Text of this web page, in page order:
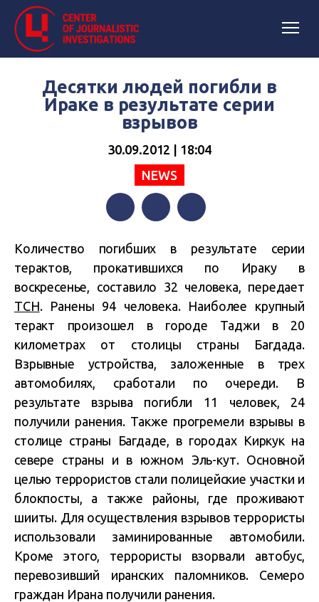
Десятки людей погибли в
Ираке в результате серии
взрывов
30.09.2012 | 18:04
NEWS
Количество погибших в результате серии
терактов, прокатившихся по Ираку в
воскресенье, составило 32 человека, передает
ТСН. Ранены 94 человека. Наиболее крупный
теракт произошел в городе Таджи в 20
километрах от столицы страны Багдада.
Взрывные устройства, заложенные в трех
автомобилях, сработали по очереди. В
результате взрыва погибли 11 человек, 24
получили ранения. Также прогремели взрывы в
столице страны Багдаде, в городах Киркук на
севере страны и в южном Эль-кут. Основной
целью террористов стали полицейские участки и
блокпосты, а также районы, где проживают
шииты. Для осуществления взрывов террористы
использовали заминированные автомобили.
Кроме этого, террористы взорвали автобус,
перевозивший иранских паломников. Семеро
граждан Ирана получили ранения.